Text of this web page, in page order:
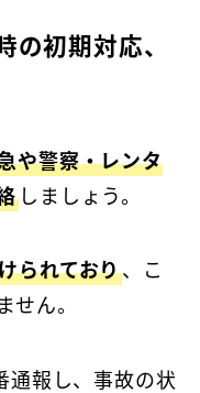
初期対応、
や警察・レンタ
しましょう。
られており、こ
ん。
通報し、事故の状